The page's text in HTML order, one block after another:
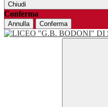
Chiudi
Conferma
Annulla Conferma